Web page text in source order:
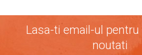
Lasa-ti email-ul
noutati